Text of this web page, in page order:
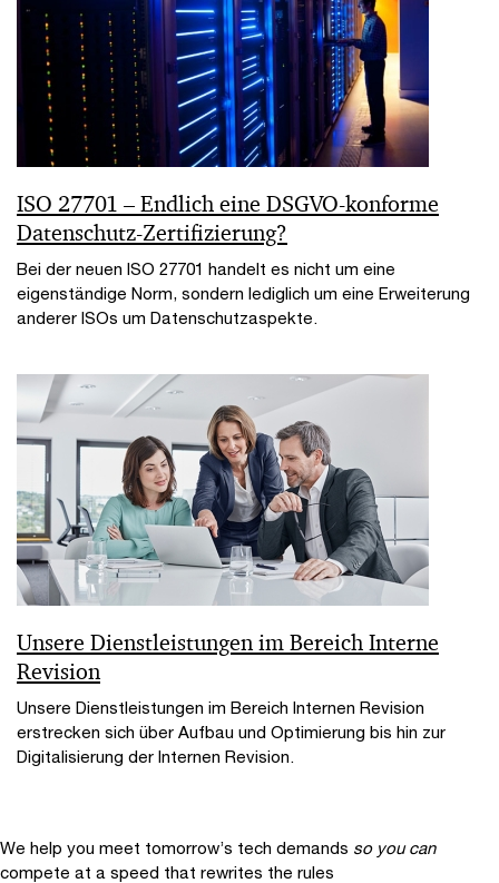
ISO 27701 – Endlich eine DSGVO-konforme
Datenschutz-Zertifizierung?
Bei der neuen ISO 27701 handelt es nicht um eine
eigenständige Norm, sondern lediglich um eine Erweiterung
anderer ISOs um Datenschutzaspekte.
Unsere Dienstleistungen im Bereich Interne
Revision
Unsere Dienstleistungen im Bereich Internen Revision
erstrecken sich über Aufbau und Optimierung bis hin zur
Digitalisierung der Internen Revision.
We help you meet tomorrow’s tech demands so you can
compete at a speed that rewrites the rules